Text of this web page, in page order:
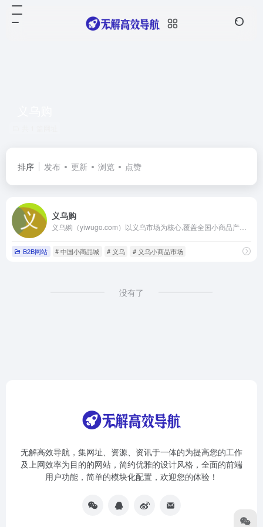
排序 发布 更新 浏览 点赞
义乌购
B2B网站 # 中国小商品城 # 义乌 # 义乌小商品市场
没有了
无解高效导航，集网址、资源、资讯于一体的为提高您的工作
及上网效率为目的的网站，简约优雅的设计风格，全面的前端
用户功能，简单的模块化配置，欢迎您的体验！